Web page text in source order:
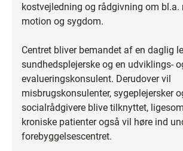
kostvejledning og rådgivning om bl.a.
motion og sygdom.
Centret bliver bemandet af en daglig
sundhedsplejerske og en udviklings-
evalueringskonsulent. Derudover vil
misbrugskonsulenter, sygeplejersker
socialrådgivere blive tilknyttet,
kroniske patienter også vil høre ind
forebyggelsescentret.